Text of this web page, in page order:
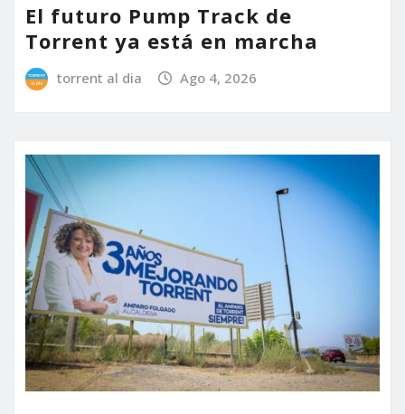
El futuro Pump Track de
Torrent ya está en marcha
torrent al dia Ago 4, 2026